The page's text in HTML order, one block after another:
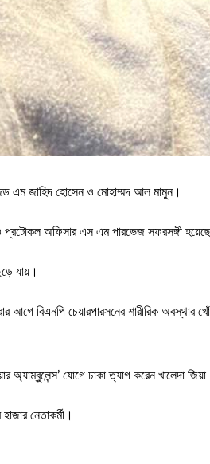
এম জাহিদ হোসেন ও মোহাম্মদ আল মামুন।
ও প্রটোকল অফিসার এস এম পারভেজ সফরসঙ্গী
যায়।
আগে বিএনপি চেয়ারপারসনের শারীরিক অবস্থার
অ্যাম্বুলেন্স’ যোগে ঢাকা ত্যাগ করেন খালেদা
নেতাকর্মী।